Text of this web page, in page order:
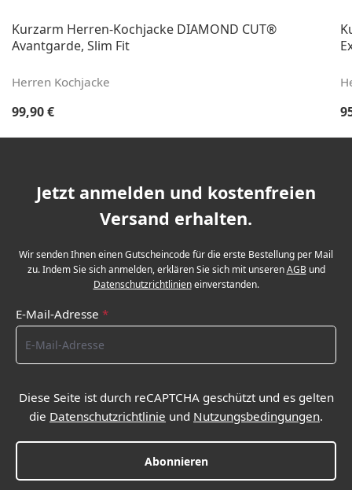
Kurzarm Herren-Kochjacke DIAMOND CUT®
Avantgarde, Slim Fit
Herren Kochjacke
Regulärer Preis:
99,90 €
Jetzt anmelden und kostenfreien
Versand erhalten.
Wir senden Ihnen einen Gutscheincode für die erste Bestellung per Mail
zu. Indem Sie sich anmelden, erklären Sie sich mit unserenAGBund
Datenschutzrichtlinieneinverstanden.
E-Mail-Adresse *
Diese Seite ist durch reCAPTCHA geschützt und es gelten
die Datenschutzrichtlinie und Nutzungsbedingungen.
Abonnieren